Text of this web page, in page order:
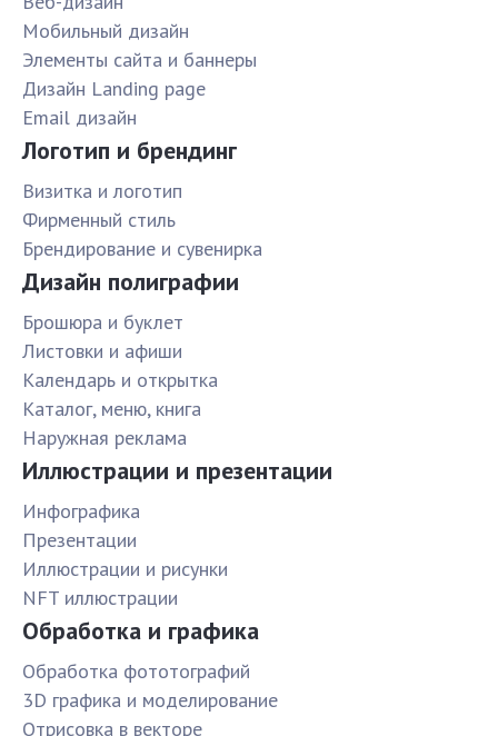
Мобильный дизайн
Элементы сайта и баннеры
Дизайн Landing page
Email дизайн
Логотип и брендинг
Визитка и логотип
Фирменный стиль
Брендирование и сувенирка
Дизайн полиграфии
Брошюра и буклет
Листовки и афиши
Календарь и открытка
Каталог, меню, книга
Наружная реклама
Иллюстрации и презентации
Инфографика
Презентации
Иллюстрации и рисунки
NFT иллюстрации
Обработка и графика
Обработка фототографий
3D графика и моделирование
Отрисовка в векторе